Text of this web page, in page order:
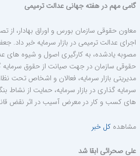
گامی مهم در هفته جهانی عدالت ترمیمی
معاون حقوقی سازمان بورس و اوراق بهادار،
اجرای عدالت ترمیمی در بازار سرمایه خبر داد.
مصوبه یادشده، به کارگیری اصول و شیوه های
حقوقی سازمان در جهت صیانت از حقوق سرمایه
مدیریتی بازار سرمایه، فعالان و اشخاص تحت
سرمایه گذاری در بازار سرمایه، حمایت از نشاط
های کسب و کار در معرض آسیب در اثر نقض
مشاهده کل خبر
علی صحرائی ابقا شد